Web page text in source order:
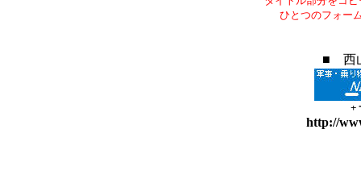
ひとつのフォー
■ 西
+
http://